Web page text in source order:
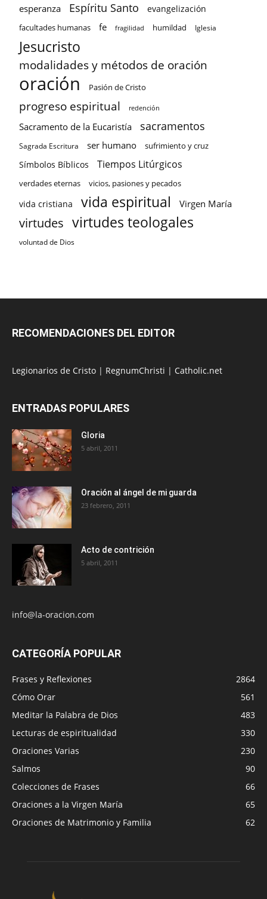
esperanza Espíritu Santo evangelización
facultades humanas fe fragilidad humildad Iglesia
Jesucristo
modalidades y métodos de oración
oración Pasión de Cristo
progreso espiritual redención
Sacramento de la Eucaristía sacramentos
Sagrada Escritura ser humano sufrimiento y cruz
Símbolos Bíblicos Tiempos Litúrgicos
verdades eternas vicios, pasiones y pecados
vida cristiana vida espiritual Virgen María
virtudes virtudes teologales
voluntad de Dios
RECOMENDACIONES DEL EDITOR
Legionarios de Cristo | RegnumChristi | Catholic.net
ENTRADAS POPULARES
Gloria
5 abril, 2011
Oración al ángel de mi guarda
23 febrero, 2011
Acto de contrición
5 abril, 2011
info@la-oracion.com
CATEGORÍA POPULAR
Frases y Reflexiones
2864
Cómo Orar
561
Meditar la Palabra de Dios
483
Lecturas de espiritualidad
330
Oraciones Varias
230
Salmos
90
Colecciones de Frases
66
Oraciones a la Virgen María
65
Oraciones de Matrimonio y Familia
62